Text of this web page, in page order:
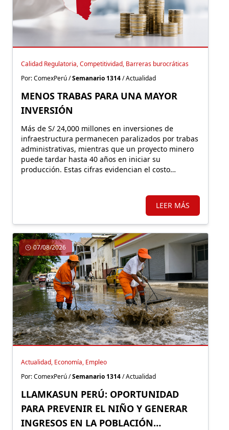
Calidad Regulatoria, Competitividad, Barreras burocráticas
Por: ComexPerú /Semanario 1314/ Actualidad
MENOS TRABAS PARA UNA MAYOR
INVERSIÓN
Más de S/ 24,000 millones en inversiones de
infraestructura permanecen paralizados por trabas
administrativas, mientras que un proyecto minero
puede tardar hasta 40 años en iniciar su
producción. Estas cifras evidencian el costo
los principales motores de crecimiento.
LEER MÁS
07/08/2026
Actualidad, Economía, Empleo
Por: ComexPerú /Semanario 1314/ Actualidad
LLAMKASUN PERÚ: OPORTUNIDAD
PARA PREVENIR EL NIÑO Y GENERAR
INGRESOS EN LA POBLACIÓN